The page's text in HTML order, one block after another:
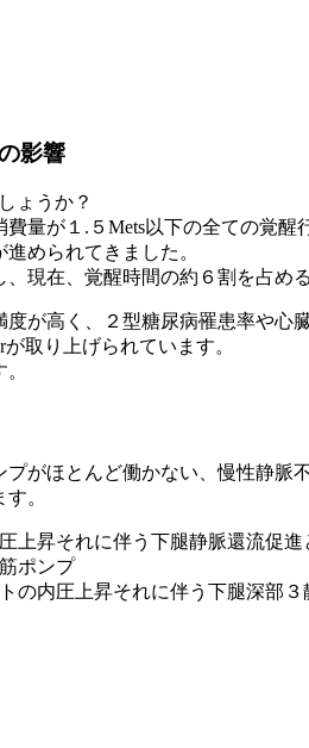
影響
ょうか？
量が１.５Mets以下の全ての覚醒
められてきました。
現在、覚醒時間の約６割を占め
が高く、２型糖尿病罹患率や心
取り上げられています。
がほとんど働かない、慢性静脈
。
上昇それに伴う下腿静脈還流促
ポンプ
の内圧上昇それに伴う下腿深部